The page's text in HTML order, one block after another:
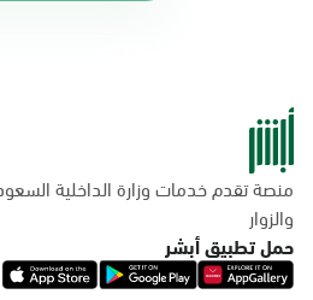
منصة تقدم خدمات وزارة الداخلية
والزوار
حمل تطبيق أبشر